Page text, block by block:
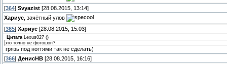
[364] Svyazist [28.08.2015, 13:14]
Хариус , зачётный улов
[365] Хариус [28.08.2015, 15:03]
Цитата Lexus027 ()
это точно не фотошоп?
грязь под ногтями так не сделать)
[366] ДенисНВ [28.08.2015, 16:16]